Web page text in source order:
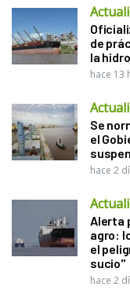
de
la
hace 13
Se
el
hace 2
Alerta
agro:
el
sucio"
hace 2